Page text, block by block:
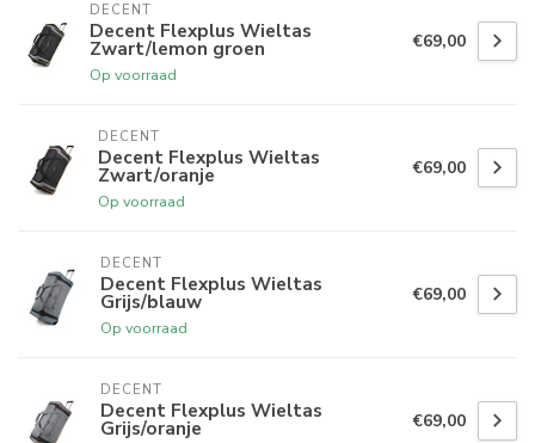
DECENT
Decent Flexplus Wieltas
Zwart/lemon groen
Op voorraad
€69,00
DECENT
Decent Flexplus Wieltas
Zwart/oranje
Op voorraad
€69,00
DECENT
Decent Flexplus Wieltas
Grijs/blauw
Op voorraad
€69,00
DECENT
Decent Flexplus Wieltas
Grijs/oranje €69,00